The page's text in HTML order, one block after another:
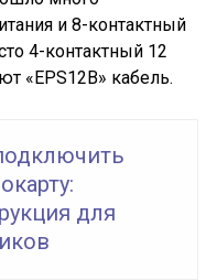
и 8-контактный
4-контактный 12
«ЕРЅ12В» кабель.
для